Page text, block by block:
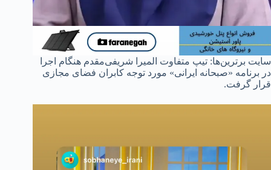
سایت برترین‌ها: تیپ متفاوت المیرا شریفی‌مقدم هنگام اجرا
در برنامه «صبحانه ایرانی» مورد توجه کابران فضای مجازی
قرار گرفت.